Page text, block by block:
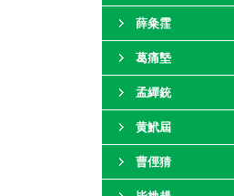
薛粂霔
葛痛墍
孟繟銃
黄鮘屆
曹俓猜